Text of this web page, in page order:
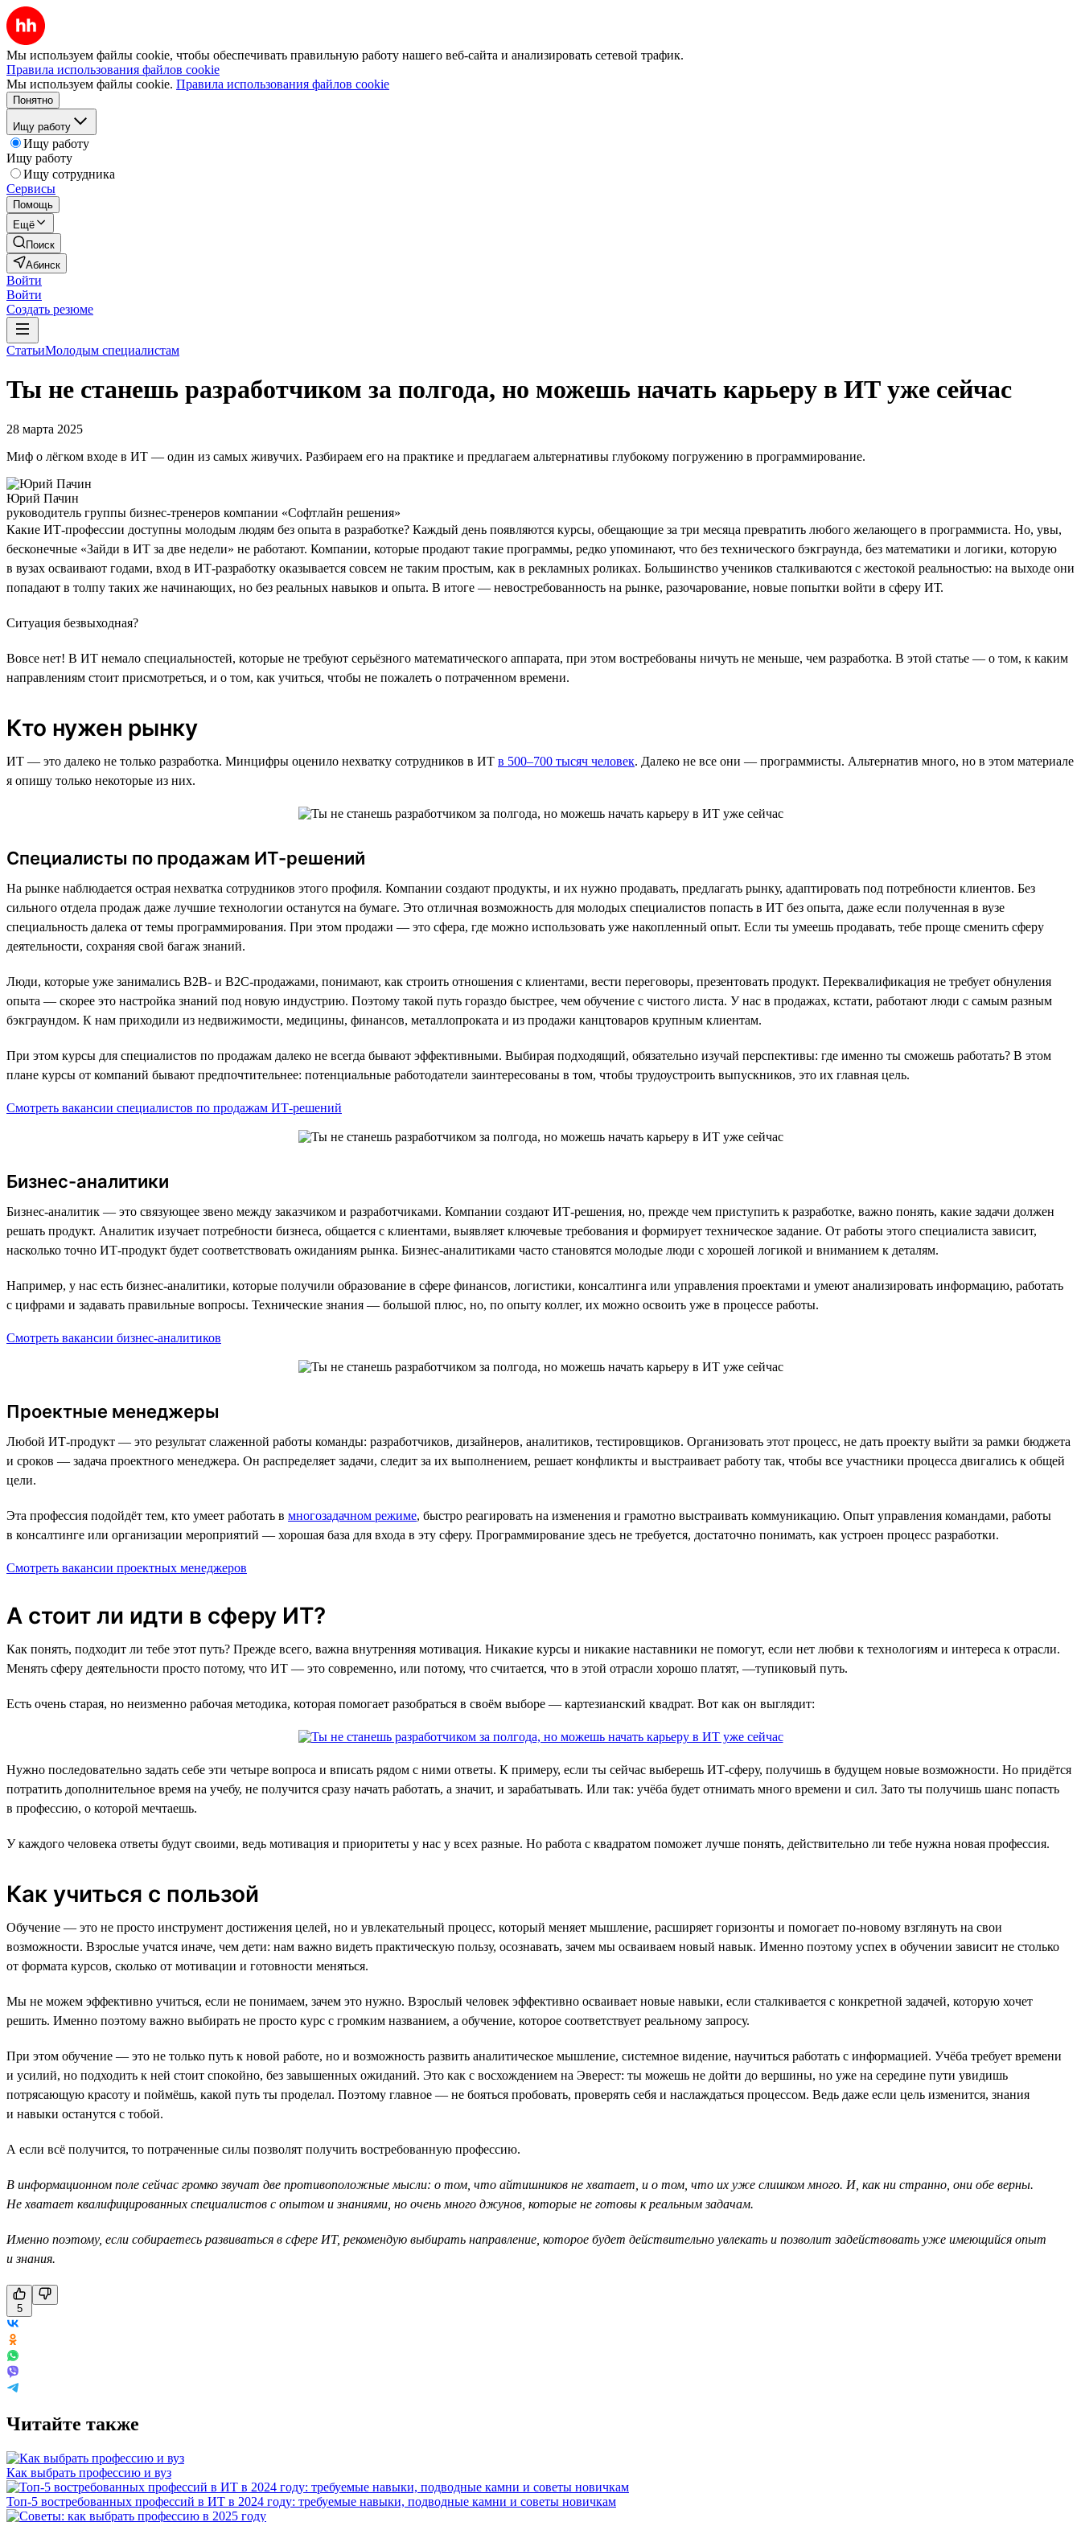
Мы используем файлы cookie, чтобы обеспечивать правильную работу нашего веб-сайта и анализировать сетевой трафик.
Правила использования файлов cookie
Мы используем файлы cookie. Правила использования файлов cookie
Понятно
Ищу работу
Ищу работу
Ищу работу
Ищу сотрудника
Сервисы
Помощь
Ещё
Поиск
Абинск
Войти
Войти
Создать резюме
СтатьиМолодым специалистам
Ты не станешь разработчиком за полгода, но можешь начать карьеру в ИТ уже сейчас
28 марта 2025
Миф о лёгком входе в ИТ — один из самых живучих. Разбираем его на практике и предлагаем альтернативы глубокому погружению в программирование.
Юрий Пачин
руководитель группы бизнес-тренеров компании «Софтлайн решения»
Какие ИТ-профессии доступны молодым людям без опыта в разработке? Каждый день появляются курсы, обещающие за три месяца превратить любого желающего в программиста. Но, увы,
бесконечные «Зайди в ИТ за две недели» не работают. Компании, которые продают такие программы, редко упоминают, что без технического бэкграунда, без математики и логики, которую
в вузах осваивают годами, вход в ИТ-разработку оказывается совсем не таким простым, как в рекламных роликах. Большинство учеников сталкиваются с жестокой реальностью: на выходе они
попадают в толпу таких же начинающих, но без реальных навыков и опыта. В итоге — невостребованность на рынке, разочарование, новые попытки войти в сферу ИТ.
Ситуация безвыходная?
Вовсе нет! В ИТ немало специальностей, которые не требуют серьёзного математического аппарата, при этом востребованы ничуть не меньше, чем разработка. В этой статье — о том, к каким
направлениям стоит присмотреться, и о том, как учиться, чтобы не пожалеть о потраченном времени.
Кто нужен рынку
ИТ — это далеко не только разработка. Минцифры оценило нехватку сотрудников в ИТ в 500–700 тысяч человек. Далеко не все они — программисты. Альтернатив много, но в этом материале
я опишу только некоторые из них.
Специалисты по продажам ИТ-решений
На рынке наблюдается острая нехватка сотрудников этого профиля. Компании создают продукты, и их нужно продавать, предлагать рынку, адаптировать под потребности клиентов. Без
сильного отдела продаж даже лучшие технологии останутся на бумаге. Это отличная возможность для молодых специалистов попасть в ИТ без опыта, даже если полученная в вузе
специальность далека от темы программирования. При этом продажи — это сфера, где можно использовать уже накопленный опыт. Если ты умеешь продавать, тебе проще сменить сферу
деятельности, сохраняя свой багаж знаний.
Люди, которые уже занимались B2B- и B2C-продажами, понимают, как строить отношения с клиентами, вести переговоры, презентовать продукт. Переквалификация не требует обнуления
опыта — скорее это настройка знаний под новую индустрию. Поэтому такой путь гораздо быстрее, чем обучение с чистого листа. У нас в продажах, кстати, работают люди с самым разным
бэкграундом. К нам приходили из недвижимости, медицины, финансов, металлопроката и из продажи канцтоваров крупным клиентам.
При этом курсы для специалистов по продажам далеко не всегда бывают эффективными. Выбирая подходящий, обязательно изучай перспективы: где именно ты сможешь работать? В этом
плане курсы от компаний бывают предпочтительнее: потенциальные работодатели заинтересованы в том, чтобы трудоустроить выпускников, это их главная цель.
Смотреть вакансии специалистов по продажам ИТ-решений
Бизнес-аналитики
Бизнес-аналитик — это связующее звено между заказчиком и разработчиками. Компании создают ИТ-решения, но, прежде чем приступить к разработке, важно понять, какие задачи должен
решать продукт. Аналитик изучает потребности бизнеса, общается с клиентами, выявляет ключевые требования и формирует техническое задание. От работы этого специалиста зависит,
насколько точно ИТ-продукт будет соответствовать ожиданиям рынка. Бизнес-аналитиками часто становятся молодые люди с хорошей логикой и вниманием к деталям.
Например, у нас есть бизнес-аналитики, которые получили образование в сфере финансов, логистики, консалтинга или управления проектами и умеют анализировать информацию, работать
с цифрами и задавать правильные вопросы. Технические знания — большой плюс, но, по опыту коллег, их можно освоить уже в процессе работы.
Смотреть вакансии бизнес-аналитиков
Проектные менеджеры
Любой ИТ-продукт — это результат слаженной работы команды: разработчиков, дизайнеров, аналитиков, тестировщиков. Организовать этот процесс, не дать проекту выйти за рамки бюджета
и сроков — задача проектного менеджера. Он распределяет задачи, следит за их выполнением, решает конфликты и выстраивает работу так, чтобы все участники процесса двигались к общей
цели.
Эта профессия подойдёт тем, кто умеет работать в многозадачном режиме, быстро реагировать на изменения и грамотно выстраивать коммуникацию. Опыт управления командами, работы
в консалтинге или организации мероприятий — хорошая база для входа в эту сферу. Программирование здесь не требуется, достаточно понимать, как устроен процесс разработки.
Смотреть вакансии проектных менеджеров
А стоит ли идти в сферу ИТ?
Как понять, подходит ли тебе этот путь? Прежде всего, важна внутренняя мотивация. Никакие курсы и никакие наставники не помогут, если нет любви к технологиям и интереса к отрасли.
Менять сферу деятельности просто потому, что ИТ — это современно, или потому, что считается, что в этой отрасли хорошо платят, —тупиковый путь.
Есть очень старая, но неизменно рабочая методика, которая помогает разобраться в своём выборе — картезианский квадрат. Вот как он выглядит:
Нужно последовательно задать себе эти четыре вопроса и вписать рядом с ними ответы. К примеру, если ты сейчас выберешь ИТ-сферу, получишь в будущем новые возможности. Но придётся
потратить дополнительное время на учебу, не получится сразу начать работать, а значит, и зарабатывать. Или так: учёба будет отнимать много времени и сил. Зато ты получишь шанс попасть
в профессию, о которой мечтаешь.
У каждого человека ответы будут своими, ведь мотивация и приоритеты у нас у всех разные. Но работа с квадратом поможет лучше понять, действительно ли тебе нужна новая профессия.
Как учиться с пользой
Обучение — это не просто инструмент достижения целей, но и увлекательный процесс, который меняет мышление, расширяет горизонты и помогает по-новому взглянуть на свои
возможности. Взрослые учатся иначе, чем дети: нам важно видеть практическую пользу, осознавать, зачем мы осваиваем новый навык. Именно поэтому успех в обучении зависит не столько
от формата курсов, сколько от мотивации и готовности меняться.
Мы не можем эффективно учиться, если не понимаем, зачем это нужно. Взрослый человек эффективно осваивает новые навыки, если сталкивается с конкретной задачей, которую хочет
решить. Именно поэтому важно выбирать не просто курс с громким названием, а обучение, которое соответствует реальному запросу.
При этом обучение — это не только путь к новой работе, но и возможность развить аналитическое мышление, системное видение, научиться работать с информацией. Учёба требует времени
и усилий, но подходить к ней стоит спокойно, без завышенных ожиданий. Это как с восхождением на Эверест: ты можешь не дойти до вершины, но уже на середине пути увидишь
потрясающую красоту и поймёшь, какой путь ты проделал. Поэтому главное — не бояться пробовать, проверять себя и наслаждаться процессом. Ведь даже если цель изменится, знания
и навыки останутся с тобой.
А если всё получится, то потраченные силы позволят получить востребованную профессию.
В информационном поле сейчас громко звучат две противоположные мысли: о том, что айтишников не хватает, и о том, что их уже слишком много. И, как ни странно, они обе верны.
Не хватает квалифицированных специалистов с опытом и знаниями, но очень много джунов, которые не готовы к реальным задачам.
Именно поэтому, если собираетесь развиваться в сфере ИТ, рекомендую выбирать направление, которое будет действительно увлекать и позволит задействовать уже имеющийся опыт
и знания.
5
Читайте также
Как выбрать профессию и вуз
Топ-5 востребованных профессий в ИТ в 2024 году: требуемые навыки, подводные камни и советы новичкам